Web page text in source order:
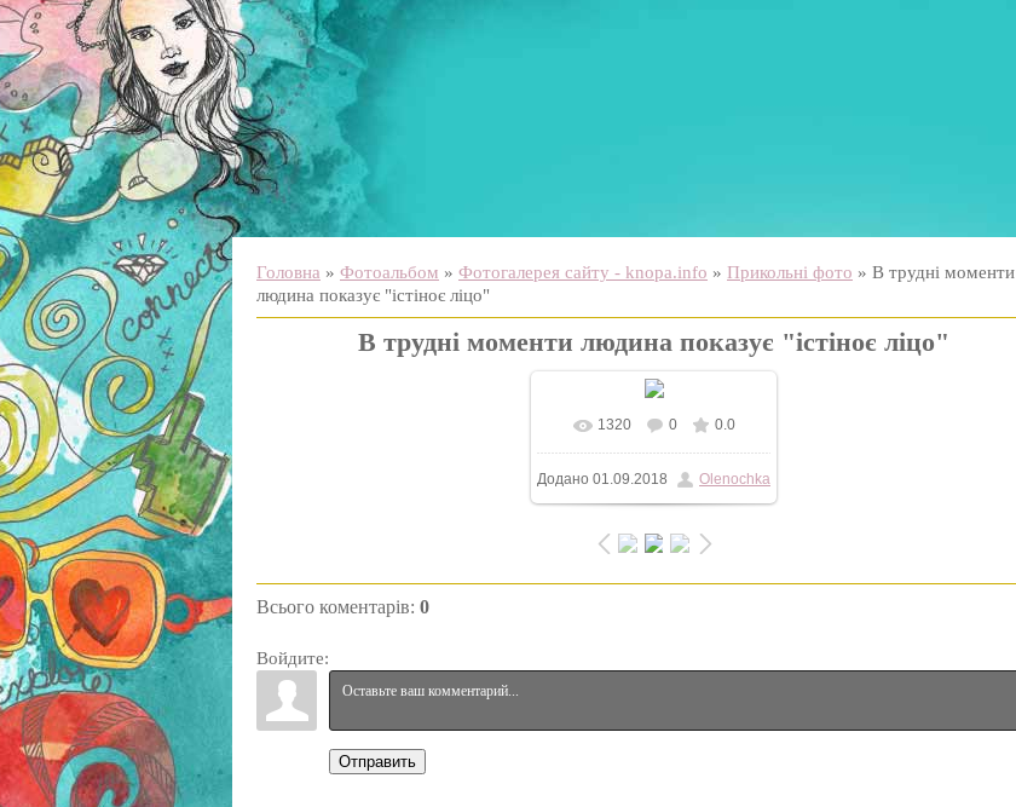
Головна » Фотоальбом » Фотогалерея сайту - knopa.info » Прикольні фото » В трудні моменти
людина показує "істіноє ліцо"
В трудні моменти людина показує "істіноє ліцо"
У реальному розмірі
604x594/ 62.1Kb
1320 0 0.0
Додано 01.09.2018 Olenochka
Всього коментарів: 0
Войдите:
Отправить